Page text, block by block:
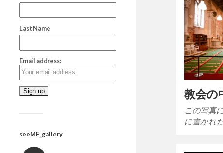
Last Name
Email address:
seeME_gallery
教会の
この写真
に書かれ